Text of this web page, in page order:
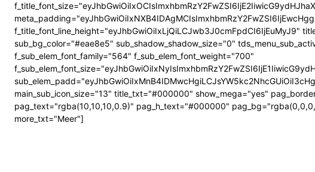
f_title_font_line_height="eyJhbGwiOiIxLjQiLCJwb3J0cmFpdCI6IjEuMyJ9"
sub_bg_color="#eae8e5" sub_shadow_shadow_size="0"
f_sub_elem_font_family="564" f_sub_elem_font_weight="700"
main_sub_icon_size="13" title_txt="#000000" show_mega="yes"
pag_text="rgba(10,10,10,0.9)" pag_h_text="#000000"
more_txt="Meer"]